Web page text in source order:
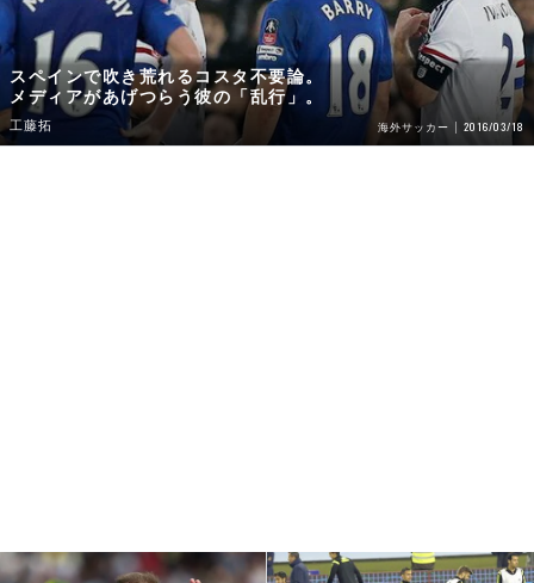
スペインで吹き荒れるコスタ不要論。
メディアがあげつらう彼の「乱行」。
工藤拓 海外サッカー 2016/03/18